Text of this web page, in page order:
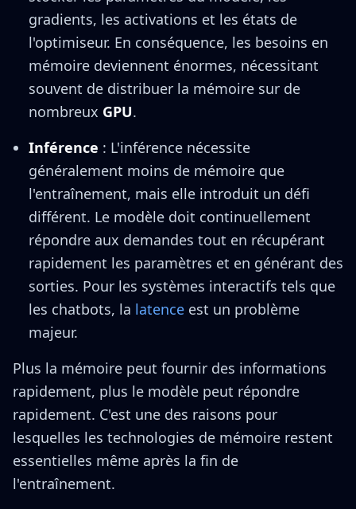
gradients, les activations et les états de
l'optimiseur. En conséquence, les besoins en
mémoire deviennent énormes, nécessitant
souvent de distribuer la mémoire sur de
nombreux GPU.
Inférence : L'inférence nécessite
généralement moins de mémoire que
l'entraînement, mais elle introduit un défi
différent. Le modèle doit continuellement
répondre aux demandes tout en récupérant
rapidement les paramètres et en générant des
sorties. Pour les systèmes interactifs tels que
les chatbots, la latence est un problème
majeur.
Plus la mémoire peut fournir des informations
rapidement, plus le modèle peut répondre
rapidement. C'est une des raisons pour
lesquelles les technologies de mémoire restent
essentielles même après la fin de
l'entraînement.